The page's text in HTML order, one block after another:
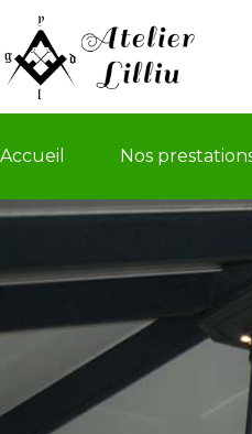
Accueil Nos